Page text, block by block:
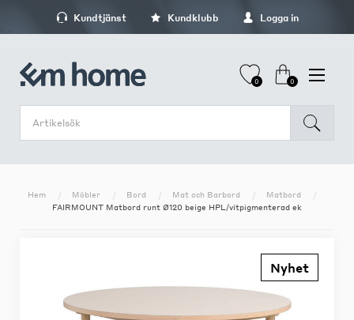
Kundtjänst Kundklubb Logga in
0 0
Hem Möbler Bord Mat och Barbord
Matbord
FAIRMOUNT Matbord runt Ø120 beige HPL/vitpigmenterad ek
Nyhet